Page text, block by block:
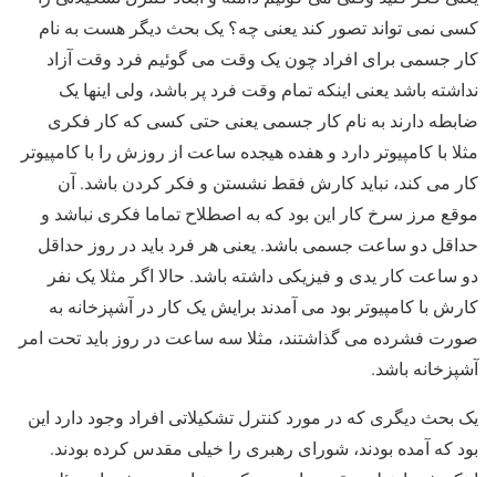
کسی نمی تواند تصور کند یعنی چه؟ یک بحث دیگر هست به نام
کار جسمی برای افراد چون یک وقت می گوئیم فرد وقت آزاد
نداشته باشد یعنی اینکه تمام وقت فرد پر باشد، ولی اینها یک
ضابطه دارند به نام کار جسمی یعنی حتی کسی که کار فکری
مثلا با کامپیوتر دارد و هفده هیجده ساعت از روزش را با کامپیوتر
کار می کند، نباید کارش فقط نشستن و فکر کردن باشد. آن
موقع مرز سرخ کار این بود که به اصطلاح تماما فکری نباشد و
حداقل دو ساعت جسمی باشد. یعنی هر فرد باید در روز حداقل
دو ساعت کار یدی و فیزیکی داشته باشد. حالا اگر مثلا یک نفر
کارش با کامپیوتر بود می آمدند برایش یک کار در آشپزخانه به
صورت فشرده می گذاشتند، مثلا سه ساعت در روز باید تحت امر
آشپزخانه باشد.
یک بحث دیگری که در مورد کنترل تشکیلاتی افراد وجود دارد این
بود که آمده بودند، شورای رهبری را خیلی مقدس کرده بودند.